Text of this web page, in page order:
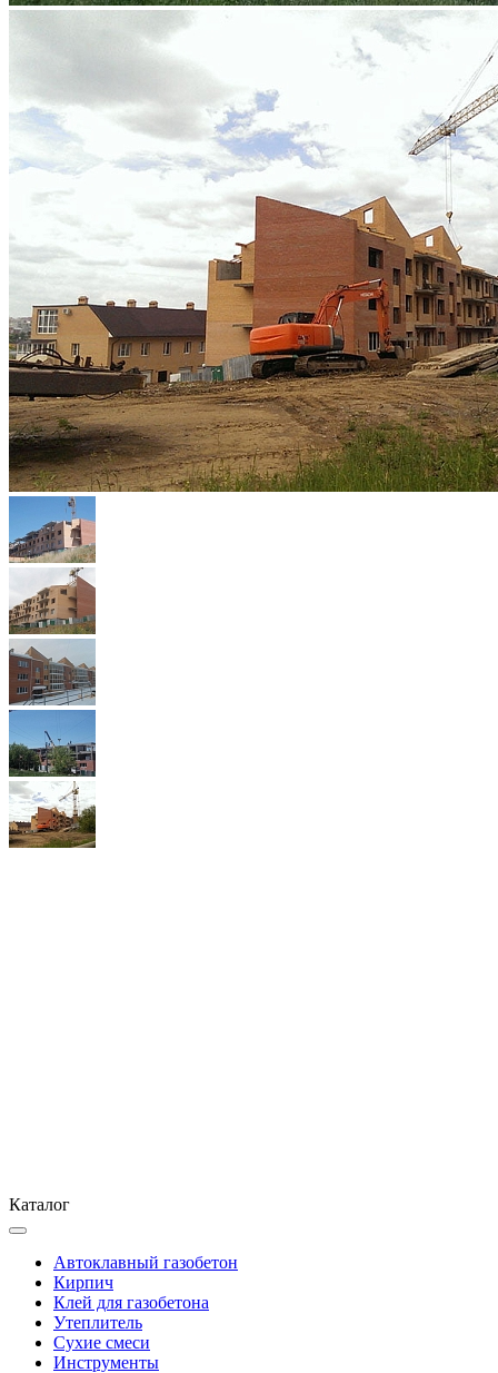
Каталог
Автоклавный газобетон
Кирпич
Клей для газобетона
Утеплитель
Сухие смеси
Инструменты